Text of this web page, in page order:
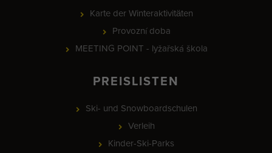
Karte der Winteraktivitäten
Provozní doba
MEETING POINT - lyžařská škola
PREISLISTEN
Ski- und Snowboardschulen
Verleih
Kinder-Ski-Parks